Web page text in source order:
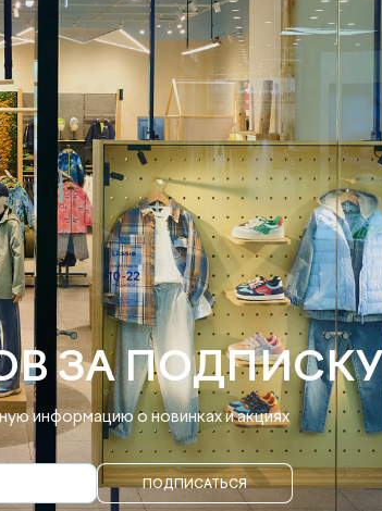
ЗА ПОДПИСКУ
информацию о новинках и акциях
ПОДПИСАТЬСЯ